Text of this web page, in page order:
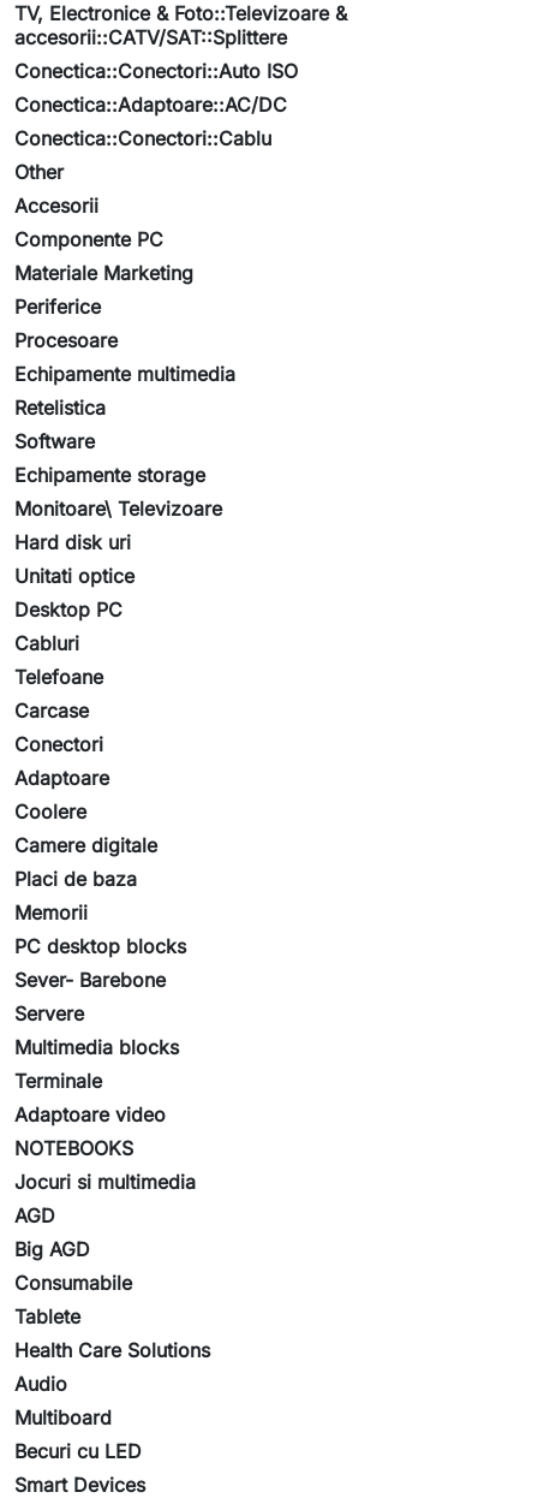
TV, Electronice & Foto::Televizoare &
accesorii::CATV/SAT::Splittere
Conectica::Conectori::Auto ISO
Conectica::Adaptoare::AC/DC
Conectica::Conectori::Cablu
Other
Accesorii
Componente PC
Materiale Marketing
Periferice
Procesoare
Echipamente multimedia
Retelistica
Software
Echipamente storage
Monitoare\ Televizoare
Hard disk uri
Unitati optice
Desktop PC
Cabluri
Telefoane
Carcase
Conectori
Adaptoare
Coolere
Camere digitale
Placi de baza
Memorii
PC desktop blocks
Sever- Barebone
Servere
Multimedia blocks
Terminale
Adaptoare video
NOTEBOOKS
Jocuri si multimedia
AGD
Big AGD
Consumabile
Tablete
Health Care Solutions
Audio
Multiboard
Becuri cu LED
Smart Devices